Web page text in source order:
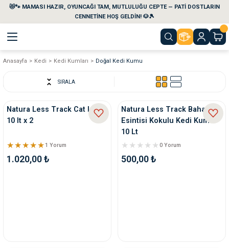
😻🐾 MAMASI HAZIR, OYUNCAĞI TAM, MUTLULUĞU CEPTE — PATİ DOSTLARIN
CENNETİNE HOŞ GELDİN! 🐶🎾
Geri Dön
Geri Dön
Temizlik Ürünleri
Geri Dön
Geri Dön
Geri Dön
Geri Dön
Anasayfa Kedi Kedi Kumları Doğal Kedi Kumu
SIRALA
Natura Less Track Cat Litter
10 lt x 2
1 Yorum
1.020,00 ₺
Natura Less Track Bahar
Esintisi Kokulu Kedi Kumu
10 Lt
0 Yorum
500,00 ₺